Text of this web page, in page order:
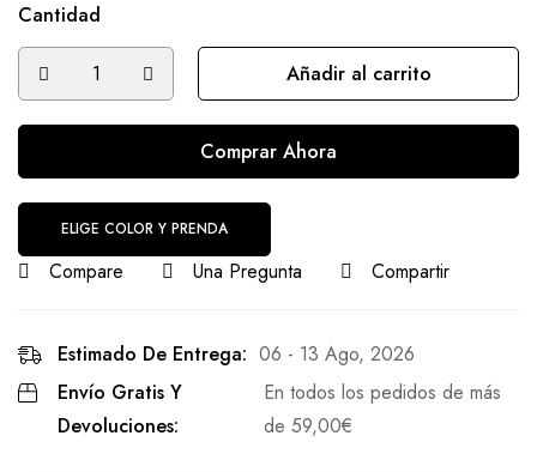
Cantidad
Añadir al carrito
Comprar Ahora
ELIGE COLOR Y PRENDA
Compare Una Pregunta Compartir
Estimado De Entrega: 06 - 13 Ago, 2026
Envío Gratis Y
Devoluciones:
En todos los pedidos de más
de 59,00€